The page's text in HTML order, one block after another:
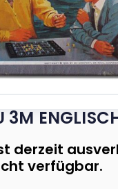
3M
derzeit
verfügbar.